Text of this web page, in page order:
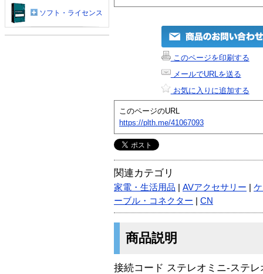
このページを印刷する
メールでURLを送る
お気に入りに追加する
このページのURL
https://plth.me/41067093
関連カテゴリ
家電・生活用品 AVアクセサリー
ーブル・コネクター
CN
商品説明
接続コード ステレオミニ-ステレ
ソフト・ライセンス